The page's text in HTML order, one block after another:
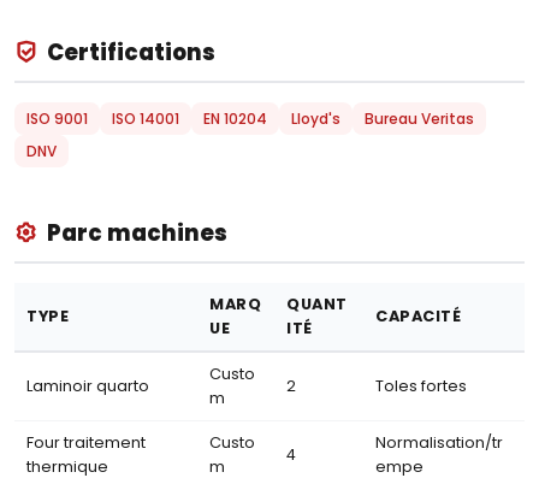
Certifications
ISO 9001 ISO 14001 EN 10204 Lloyd's
Bureau Veritas
DNV
Parc machines
TYPE
MARQ
UE
QUANT
ITÉ
CAPACITÉ
Laminoir quarto
Custo
m
2 Toles fortes
Four traitement
thermique
Custo
m
4
Normalisation/tr
empe